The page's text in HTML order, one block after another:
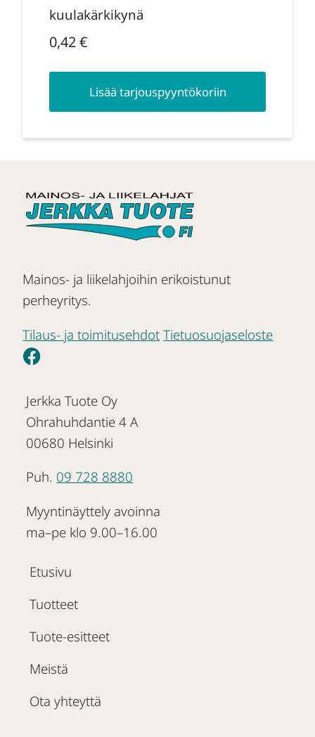
kuulakärkikynä
0,42€
Lisää tarjouspyyntökoriin
Mainos- ja liikelahjoihin erikoistunut
perheyritys.
Tilaus- ja toimitusehdot Tietuosuojaseloste
Jerkka Tuote Oy
Ohrahuhdantie 4 A
00680 Helsinki
Puh. 09 728 8880
Myyntinäyttely avoinna
ma–pe klo 9.00–16.00
Etusivu
Tuotteet
Tuote-esitteet
Meistä
Ota yhteyttä